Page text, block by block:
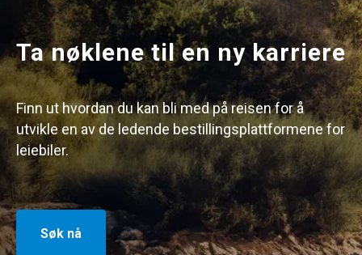
Ta nøklene til en ny karriere
Finn ut hvordan du kan bli med på reisen for å
utvikle en av de ledende bestillingsplattformene for
leiebiler.
Søk nå